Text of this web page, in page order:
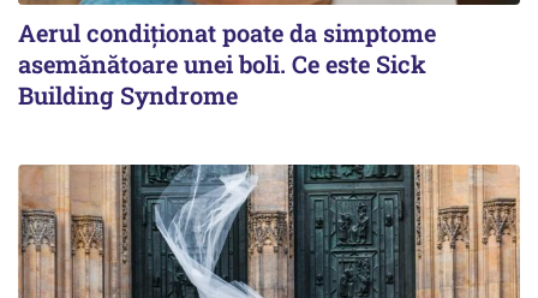
Aerul condiționat poate da simptome
asemănătoare unei boli. Ce este Sick
Building Syndrome